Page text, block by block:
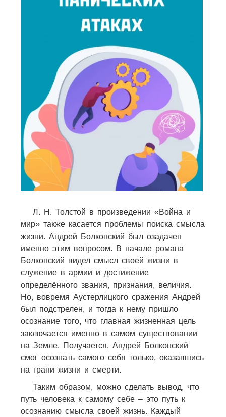
Л. Н. Толстой в произведении «Война и
мир» также касается проблемы поиска смысла
жизни. Андрей Болконский был озадачен
именно этим вопросом. В начале романа
Болконский видел смысл своей жизни в
служение в армии и достижение
определённого звания, признания, величия.
Но, вовремя Аустерлицкого сражения Андрей
был подстрелен, и тогда к нему пришло
осознание того, что главная жизненная цель
заключается именно в самом существовании
на Земле. Получается, Андрей Болконский
смог осознать самого себя только, оказавшись
на грани жизни и смерти.
Таким образом, можно сделать вывод, что
путь человека к самому себе – это путь к
осознанию смысла своей жизнь. Каждый